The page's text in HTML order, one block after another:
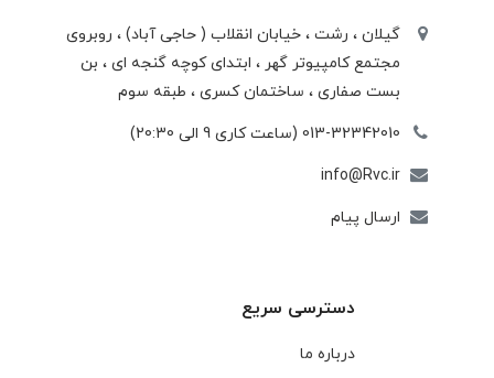
گیلان ، رشت ، خيابان انقلاب ( حاجی آباد) ، روبروی
مجتمع كامپيوتر گهر ، ابتدای كوچه گنجه ای ، بن
بست صفاری ، ساختمان كسری ، طبقه سوم
013-32342010 (ساعت کاری 9 الی 20:30)
info@Rvc.ir
ارسال پیام
دسترسی سریع
درباره ما